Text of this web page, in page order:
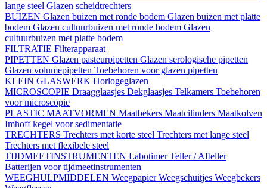
lange steel Glazen scheidtrechters
BUIZEN Glazen buizen met ronde bodem Glazen buizen met platte
bodem Glazen cultuurbuizen met ronde bodem Glazen
cultuurbuizen met platte bodem
FILTRATIE Filterapparaat
PIPETTEN Glazen pasteurpipetten Glazen serologische pipetten
Glazen volumepipetten Toebehoren voor glazen pipetten
KLEIN GLASWERK Horlogeglazen
MICROSCOPIE Draagglaasjes Dekglaasjes Telkamers Toebehoren
voor microscopie
PLASTIC MAATVORMEN Maatbekers Maatcilinders Maatkolven
Imhoff kegel voor sedimentatie
TRECHTERS Trechters met korte steel Trechters met lange steel
Trechters met flexibele steel
TIJDMEETINSTRUMENTEN LabotimerTeller / Afteller
Batterijen voor tijdmeetinstrumenten
WEEGHULPMIDDELEN WeegpapierWeegschuitjes Weegbekers